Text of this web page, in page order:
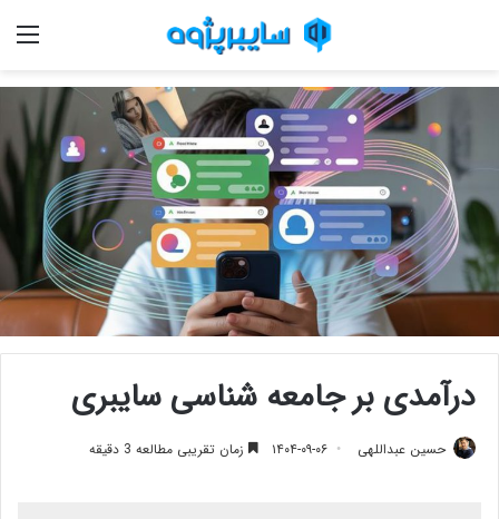
درآمدی بر جامعه شناسی سایبری
حسین عبداللهی ۱۴۰۴-۰۹-۰۶ زمان تقریبی مطالعه 3 دقیقه